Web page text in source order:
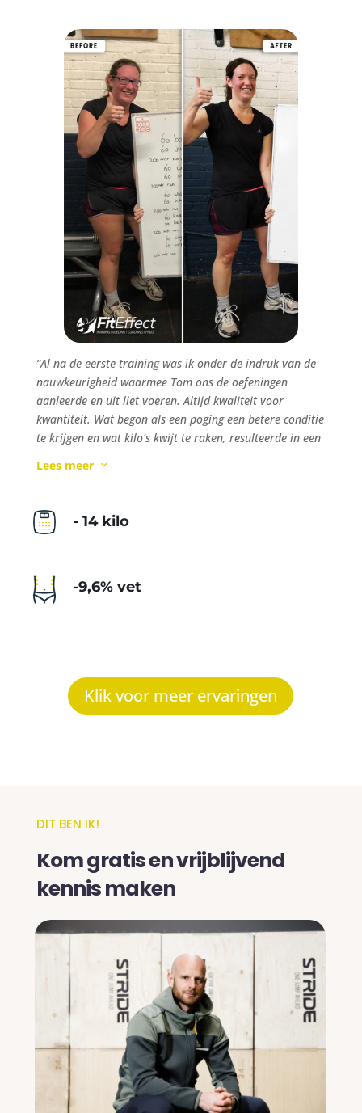
”Al na de eerste training was ik onder de indruk van de
nauwkeurigheid waarmee Tom ons de oefeningen
aanleerde en uit liet voeren. Altijd kwaliteit voor
kwantiteit. Wat begon als een poging een betere conditie
te krijgen en wat kilo’s kwijt te raken, resulteerde in een
Lees meer 3
- 14 kilo
-9,6% vet
Klik voor meer ervaringen
DIT BEN IK!
Kom gratis en vrijblijvend
kennis maken